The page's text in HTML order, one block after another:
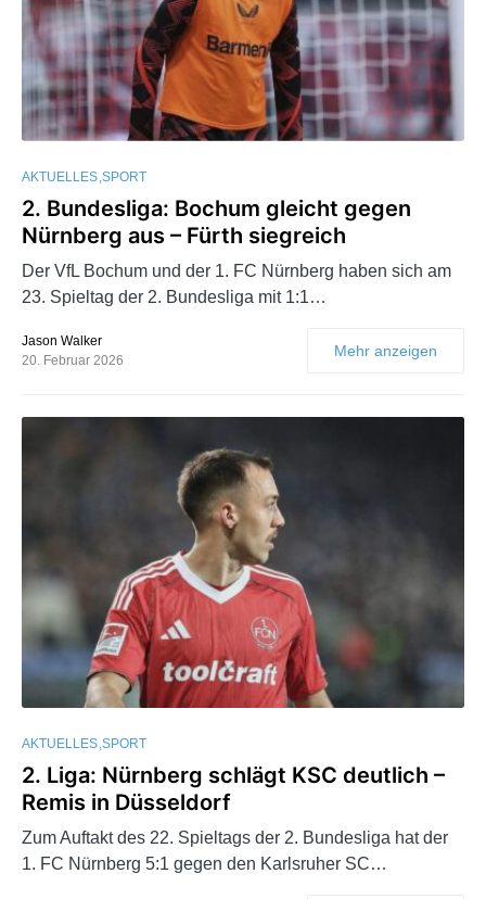
AKTUELLES SPORT
2. Bundesliga: Bochum gleicht gegen
Nürnberg aus – Fürth siegreich
Der VfL Bochum und der 1. FC Nürnberg haben sich am
23. Spieltag der 2. Bundesliga mit 1:1…
Jason Walker
20. Februar 2026
Mehr anzeigen
AKTUELLES SPORT
2. Liga: Nürnberg schlägt KSC deutlich –
Remis in Düsseldorf
Zum Auftakt des 22. Spieltags der 2. Bundesliga hat der
1. FC Nürnberg 5:1 gegen den Karlsruher SC…